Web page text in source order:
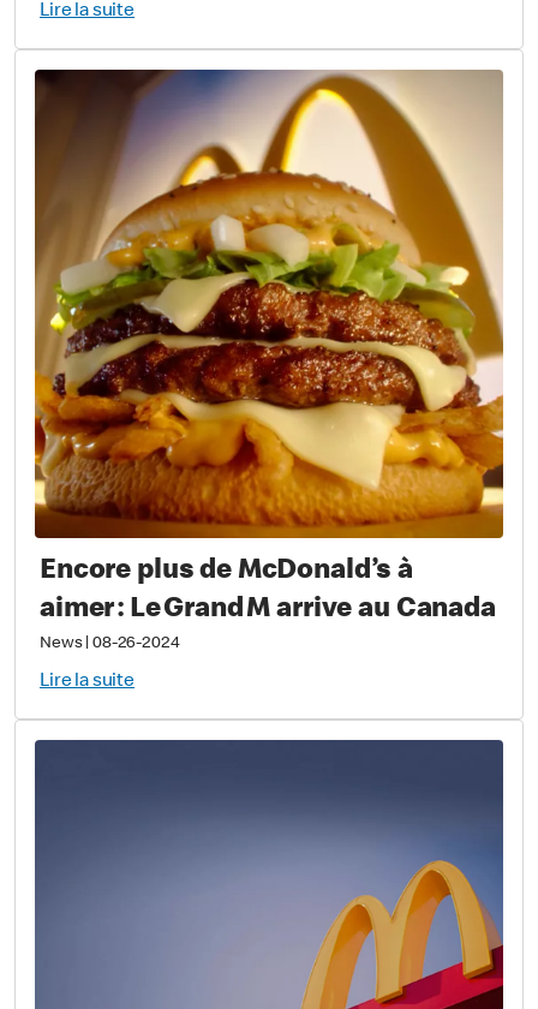
Lire la suite
Encore plus de McDonald’s à
aimer : Le Grand M arrive au Canada
News| 08-26-2024
Lire la suite